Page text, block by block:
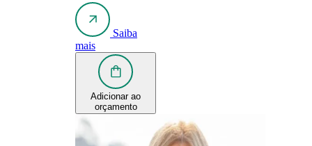
Saiba
mais
Adicionar ao
orçamento